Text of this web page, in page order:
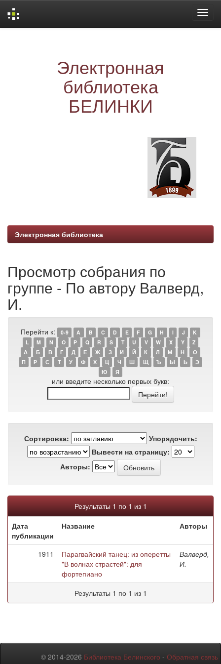
Электронная
библиотека
БЕЛИНКИ
Электронная библиотека
Просмотр собрания по
группе - По автору Валверд,
И.
Перейти к: 0-9 A B C D E F G H I J
K
L
M N O P Q R S T U V W X Y
Z
А
Б В Г Д Е Ж З И Й К Л М Н
О
П
Р С Т У Ф Х Ц Ч Ш Щ Ъ Ы Ь
Э
Ю
Я
или введите несколько первых букв:
Сортировка:
Упорядочить:
Вывести на страницу:
Авторы:
Результаты 1 по 1 из 1
Дата
публикации
Название Авторы
1911
Парагвайский танец: из оперетты
"В волнах страстей": для
фортепиано
Валверд,
И.
Результаты 1 по 1 из 1
© 2014-2026 Библиотека Белинского - Обратная связь